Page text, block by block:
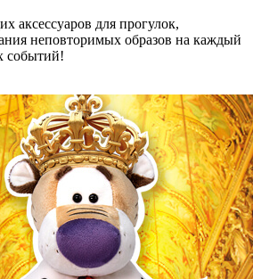
аксессуаров для прогулок,
неповторимых образов на каждый
событий!